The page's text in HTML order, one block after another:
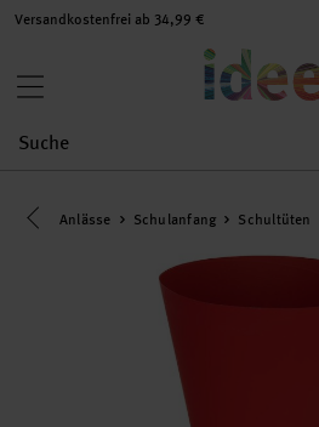
Versandkostenfrei ab 34,99 €
Eine Kategorie zurück navigieren
Anlässe Schulanfang Schultüten